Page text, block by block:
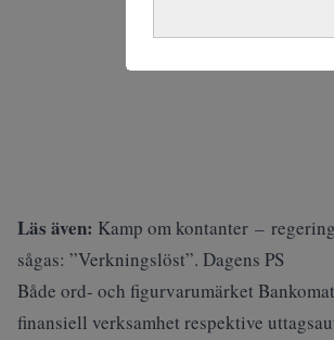
Läs även: Kamp om kontanter –
sågas: ”Verkningslöst”. Dagens PS
Både ord- och figurvarumärket
finansiell verksamhet respektive